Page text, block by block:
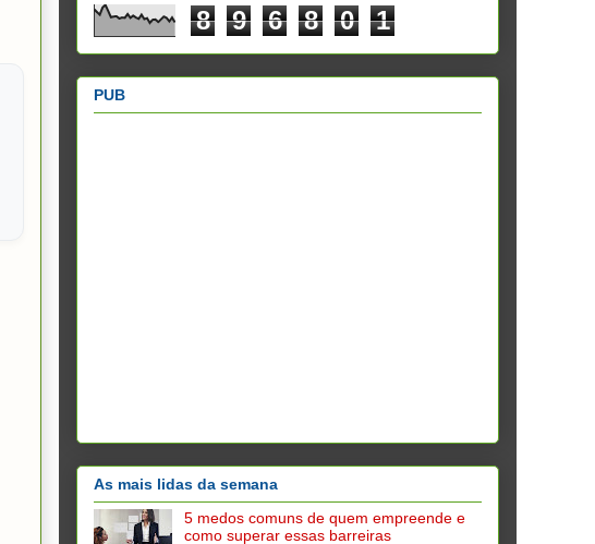
8 9 6 8 0 1
PUB
As mais lidas da semana
5 medos comuns de quem empreende e
como superar essas barreiras